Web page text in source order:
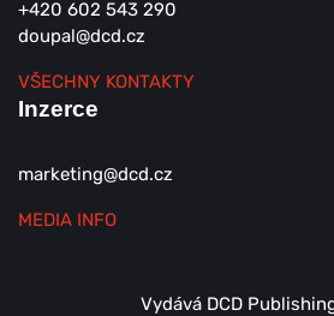
+420 602 543 290
doupal@dcd.cz
VŠECHNY KONTAKTY
Inzerce
marketing@dcd.cz
MEDIA INFO
Vydává DCD